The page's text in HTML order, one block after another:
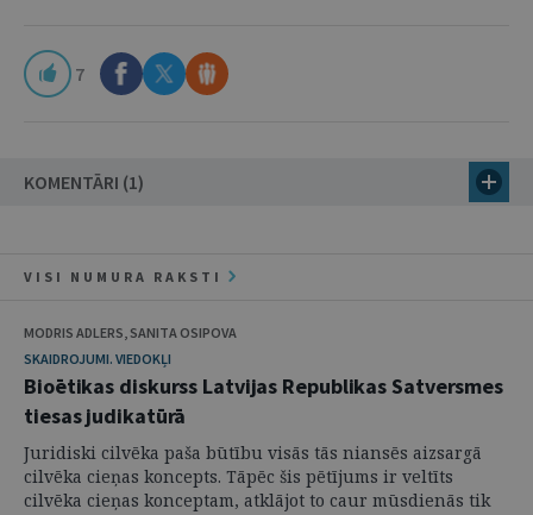
7
KOMENTĀRI (1)
VISI NUMURA RAKSTI
MODRIS ADLERS, SANITA OSIPOVA
SKAIDROJUMI. VIEDOKĻI
Bioētikas diskurss Latvijas Republikas Satversmes
tiesas judikatūrā
Juridiski cilvēka paša būtību visās tās niansēs aizsargā
cilvēka cieņas koncepts. Tāpēc šis pētījums ir veltīts
cilvēka cieņas konceptam, atklājot to caur mūsdienās tik